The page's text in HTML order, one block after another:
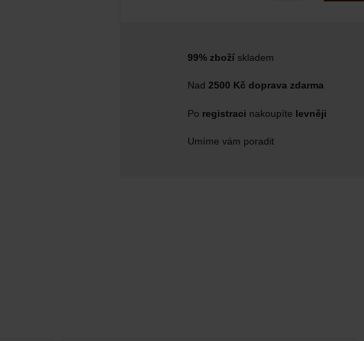
99% zbožískladem
Nad 2500 Kč doprava zdarma
Po registraci nakoupíte levněji
Umíme vám poradit